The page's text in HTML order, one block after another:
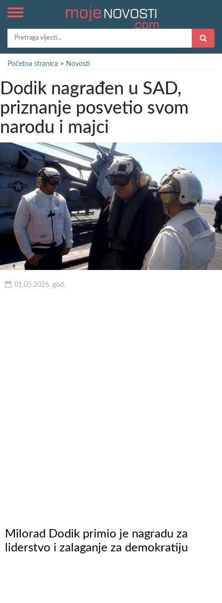
Početna stranica > Novosti
Dodik nagrađen u SAD,
priznanje posvetio svom
narodu i majci
01.05.2026. god.
Milorad Dodik primio je nagradu za
liderstvo i zalaganje za demokratiju